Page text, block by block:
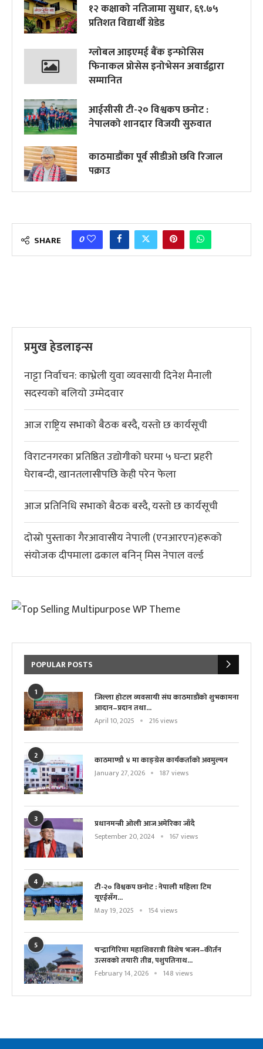
१२ कक्षाको नतिजामा सुधार, ६९.७५
प्रतिशत विद्यार्थी ग्रेडेड
ग्लोबल आइएमई बैंक इन्फोसिस
फिनाकल प्रोसेस इनोभेसन अवार्डद्वारा
सम्मानित
आईसीसी टी-२० विश्वकप छनोट :
नेपालको शानदार विजयी सुरुवात
काठमाडौंका पूर्व सीडीओ छवि रिजाल
पक्राउ
SHARE 0
प्रमुख हेडलाइन्स
नाट्टा निर्वाचन: काभ्रेली युवा व्यवसायी दिनेश मैनाली
सदस्यको बलियो उम्मेदवार
आज राष्ट्रिय सभाको बैठक बस्दै, यस्तो छ कार्यसूची
विराटनगरका प्रतिष्ठित उद्योगीको घरमा ५ घन्टा प्रहरी
घेराबन्दी, खानतलासीपछि केही परेन फेला
आज प्रतिनिधि सभाको बैठक बस्दै, यस्तो छ कार्यसूची
दोस्रो पुस्ताका गैरआवासीय नेपाली (एनआरएन)हरूको
संयोजक दीपमाला ढकाल बनिन् मिस नेपाल वर्ल्ड
POPULAR POSTS
1
जिल्ला होटल व्यवसायी संघ काठमाडौंको शुभकामना
आदान–प्रदान तथा...
April 10, 2025 216 views
2 काठमाण्डौ ४ मा काङ्ग्रेस कार्यकर्ताको अवमुल्यन
January 27, 2026 187 views
3 प्रधानमन्त्री ओली आज अमेरिका जाँदै
September 20, 2024 167 views
4
टी-२० विश्वकप छनोट : नेपाली महिला टिम
यूएईसँग...
May 19, 2025 154 views
5
चन्द्रागिरिमा महाशिवरात्री विशेष भजन–कीर्तन
उत्सवको तयारी तीव्र, पशुपतिनाथ...
February 14, 2026 148 views